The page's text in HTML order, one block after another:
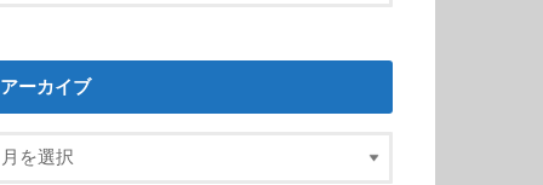
アーカイブ